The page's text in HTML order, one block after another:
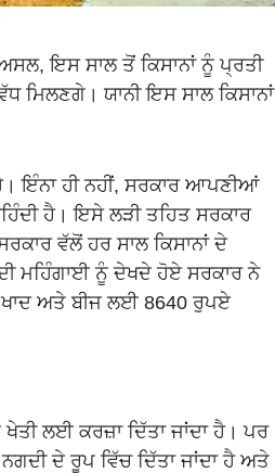
ਇਸ ਸਾਲ ਤੋਂ ਕਿਸਾਨਾਂ ਨੂੰ ਪ੍ਰਤੀ
ਮਿਲਣਗੇ। ਯਾਨੀ ਇਸ ਸਾਲ ਕਿਸਾਨਾਂ
ਇੰਨਾ ਹੀ ਨਹੀਂ, ਸਰਕਾਰ ਆਪਣੀਆਂ
ਹੈ। ਇਸੇ ਲੜੀ ਤਹਿਤ ਸਰਕਾਰ
ਵੱਲੋਂ ਹਰ ਸਾਲ ਕਿਸਾਨਾਂ ਦੇ
ਮਹਿੰਗਾਈ ਨੂੰ ਦੇਖਦੇ ਹੋਏ ਸਰਕਾਰ ਨੇ
ਖਾਦ ਅਤੇ ਬੀਜ ਲਈ 8640 ਰੁਪਏ
ਖੇਤੀ ਲਈ ਕਰਜ਼ਾ ਦਿੱਤਾ ਜਾਂਦਾ ਹੈ। ਪਰ
ਦੇ ਰੂਪ ਵਿੱਚ ਦਿੱਤਾ ਜਾਂਦਾ ਹੈ ਅਤੇ